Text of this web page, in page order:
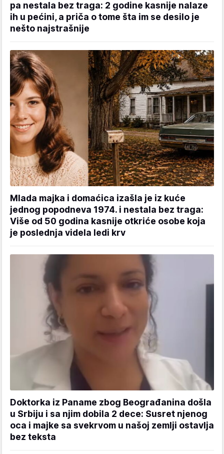
pa nestala bez traga: 2 godine kasnije nalaze
ih u pećini, a priča o tome šta im se desilo je
nešto najstrašnije
Mlada majka i domaćica izašla je iz kuće
jednog popodneva 1974. i nestala bez traga:
Više od 50 godina kasnije otkriće osobe koja
je poslednja videla ledi krv
Doktorka iz Paname zbog Beograđanina došla
u Srbiju i sa njim dobila 2 dece: Susret njenog
oca i majke sa svekrvom u našoj zemlji ostavlja
bez teksta